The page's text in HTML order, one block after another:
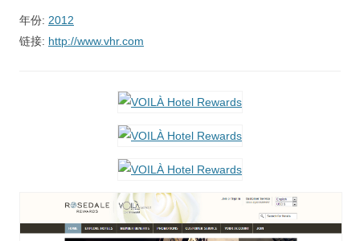
年份: 2012
链接: http://www.vhr.com